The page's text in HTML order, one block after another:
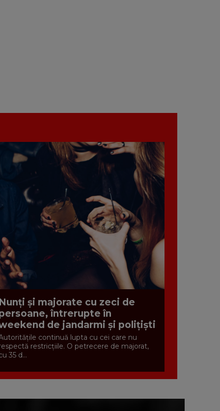
Nunți și majorate cu zeci de
întrerupte în
de jandarmi și polițiști
continuă lupta cu cei care nu
restricțiile. O petrecere de majorat,
35 d...